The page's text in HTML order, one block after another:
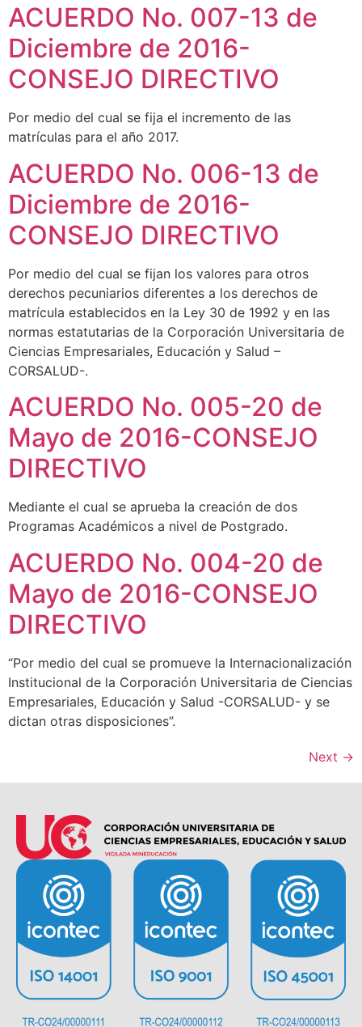
ACUERDO No. 007-13 de
Diciembre de 2016-
CONSEJO DIRECTIVO
Por medio del cual se fija el incremento de las
matrículas para el año 2017.
ACUERDO No. 006-13 de
Diciembre de 2016-
CONSEJO DIRECTIVO
Por medio del cual se fijan los valores para otros
derechos pecuniarios diferentes a los derechos de
matrícula establecidos en la Ley 30 de 1992 y en las
normas estatutarias de la Corporación Universitaria de
Ciencias Empresariales, Educación y Salud –
CORSALUD-.
ACUERDO No. 005-20 de
Mayo de 2016-CONSEJO
DIRECTIVO
Mediante el cual se aprueba la creación de dos
Programas Académicos a nivel de Postgrado.
ACUERDO No. 004-20 de
Mayo de 2016-CONSEJO
DIRECTIVO
“Por medio del cual se promueve la Internacionalización
Institucional de la Corporación Universitaria de Ciencias
Empresariales, Educación y Salud -CORSALUD- y se
dictan otras disposiciones”.
Next →